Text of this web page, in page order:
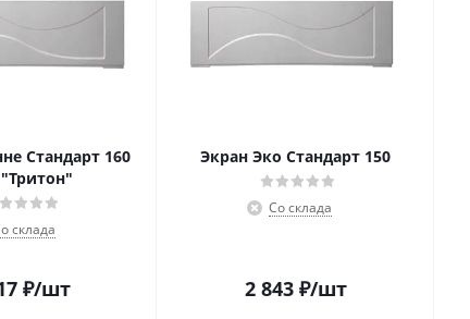
Стандарт 160
склада
₽/шт
Экран Эко Стандарт 150
Со склада
2 843₽/шт